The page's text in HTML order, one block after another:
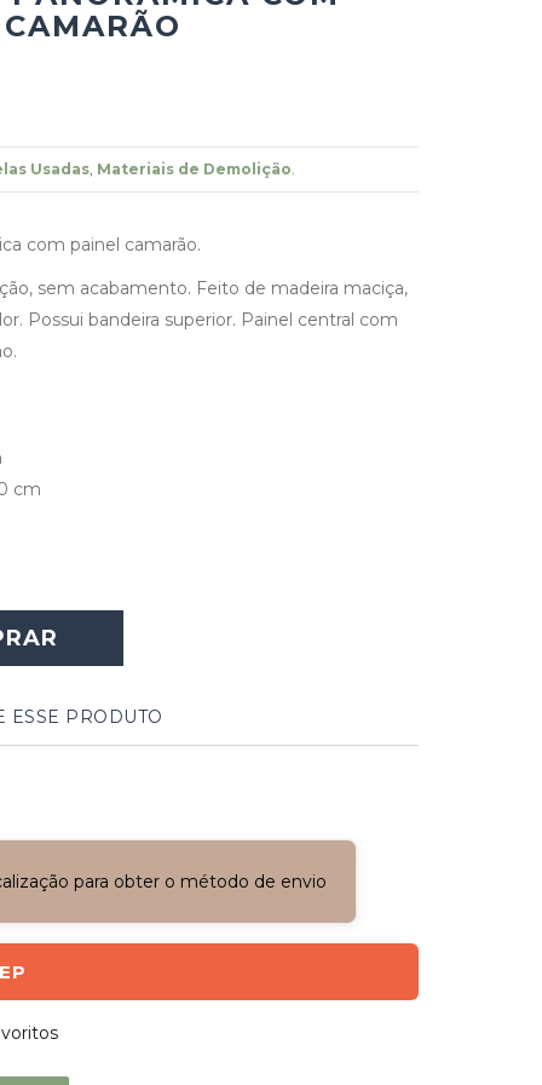
Usadas, Materiais de Demolição.
com painel camarão.
sem acabamento. Feito de madeira maciça,
Possui bandeira superior. Painel central com
cm
ESSE PRODUTO
para obter o método de envio